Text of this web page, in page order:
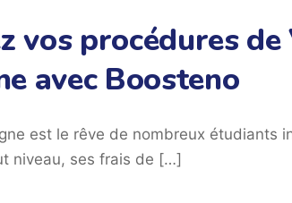
vos procédures
avec Boosteno
est le rêve de nombreux étudiants
niveau, ses frais de […]